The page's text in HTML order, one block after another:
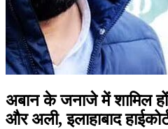
अबान के जनाजे में शामिल
और अली, इलाहाबाद